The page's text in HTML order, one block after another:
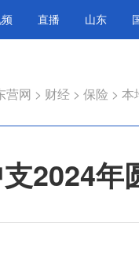
直播 山东
营网 > 财经 > 保险 > 本
2024年